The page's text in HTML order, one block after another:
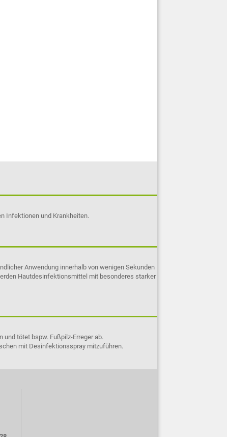
Infektionen und Krankheiten.
Anwendung innerhalb von wenigen Sekunden
Hautdesinfektionsmittel mit besonderes starker
tötet bspw. Fußpilz-Erreger ab.
mit Desinfektionsspray mitzuführen.